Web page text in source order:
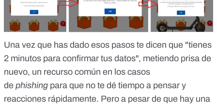
Una vez que has dado esos pasos te dicen que "tienes
2 minutos para confirmar tus datos", metiendo prisa de
nuevo, un recurso común en los casos
de phishing para que no te dé tiempo a pensar y
reacciones rápidamente. Pero a pesar de que hay una